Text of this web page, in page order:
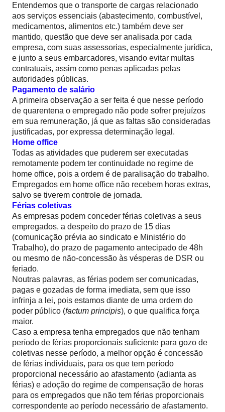
Entendemos que o transporte de cargas relacionado
aos serviços essenciais (abastecimento, combustível,
medicamentos, alimentos etc.) também deve ser
mantido, questão que deve ser analisada por cada
empresa, com suas assessorias, especialmente jurídica,
e junto a seus embarcadores, visando evitar multas
contratuais, assim como penas aplicadas pelas
autoridades públicas.
Pagamento de salário
A primeira observação a ser feita é que nesse período
de quarentena o empregado não pode sofrer prejuízos
em sua remuneração, já que as faltas são consideradas
justificadas, por expressa determinação legal.
Home office
Todas as atividades que puderem ser executadas
remotamente podem ter continuidade no regime de
home office, pois a ordem é de paralisação do trabalho.
Empregados em home office não recebem horas extras,
salvo se tiverem controle de jornada.
Férias coletivas
As empresas podem conceder férias coletivas a seus
empregados, a despeito do prazo de 15 dias
(comunicação prévia ao sindicato e Ministério do
Trabalho), do prazo de pagamento antecipado de 48h
ou mesmo de não-concessão às vésperas de DSR ou
feriado.
Noutras palavras, as férias podem ser comunicadas,
pagas e gozadas de forma imediata, sem que isso
infrinja a lei, pois estamos diante de uma ordem do
poder público (factum principis), o que qualifica força
maior.
Caso a empresa tenha empregados que não tenham
período de férias proporcionais suficiente para gozo de
coletivas nesse período, a melhor opção é concessão
de férias individuais, para os que tem período
proporcional necessário ao afastamento (adianta as
férias) e adoção do regime de compensação de horas
para os empregados que não tem férias proporcionais
correspondente ao período necessário de afastamento.